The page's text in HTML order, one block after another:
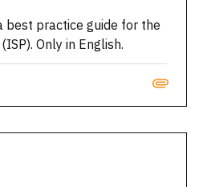
best practice guide for the
Only in English.